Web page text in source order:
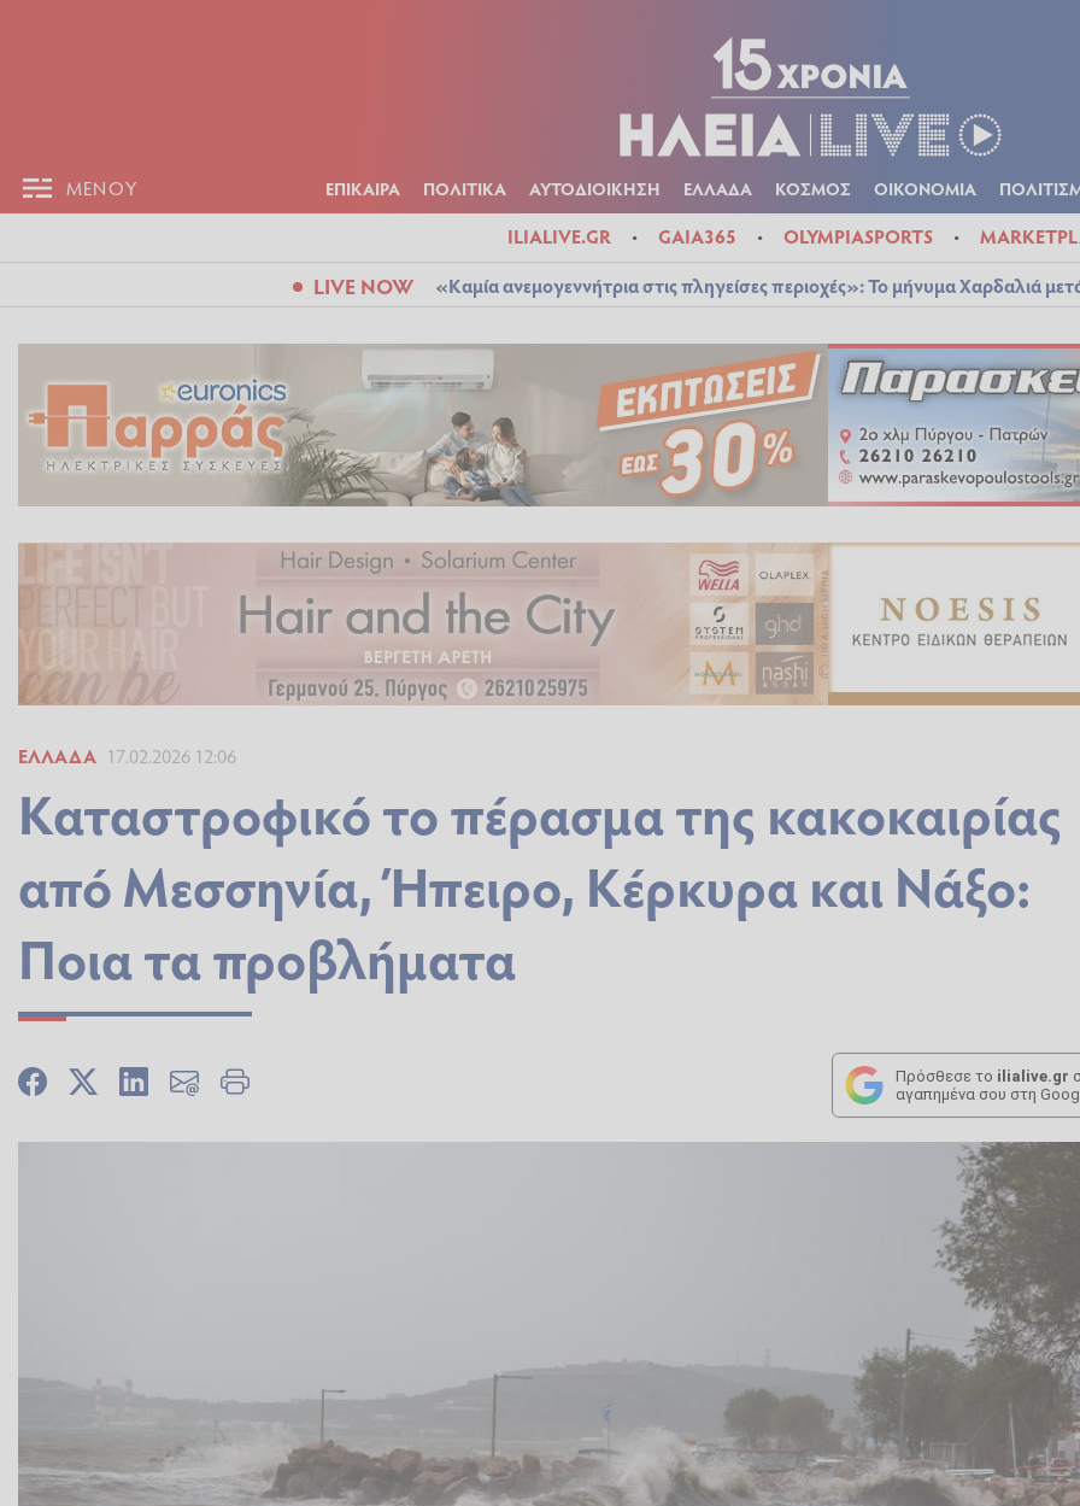
ΜΕΝΟΥ ΕΠΙΚΑΙΡΑ ΠΟΛΙΤΙΚΑ ΑΥΤΟΔΙΟΙΚΗΣΗ ΕΛΛΑΔΑ ΚΟΣΜΟΣ ΟΙΚΟΝΟΜΙΑ
ILIALIVE.GR GAIA365 OLYMPIASPORTS
LIVE NOW «Καμία ανεμογεννήτρια στις πληγείσες περιοχές»: Το μήνυμα Χαρδαλιά
ΕΛΛΆΔΑ 17.02.2026 12:06
Καταστροφικό το πέρασμα της κακοκαιρίας
από Μεσσηνία, Ήπειρο, Κέρκυρα και Νάξο:
Ποια τα προβλήματα
Πρόσθεσε το ilialive.gr
αγαπημένα σου στη